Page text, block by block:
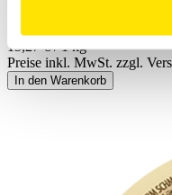
15,27 € / 1 kg
Preise inkl. MwSt. zzgl.
In den Warenkorb